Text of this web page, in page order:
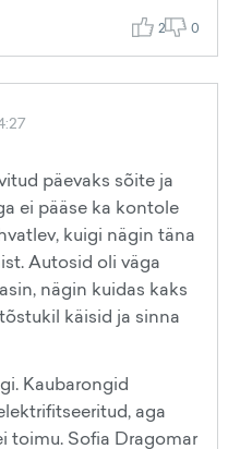
2 0
päevaks sõite ja
ei pääse ka kontole
kuigi nägin täna
Autosid oli väga
nägin kuidas kaks
käisid ja sinna
Kaubarongid
aga
toimu. Sofia Dragomar